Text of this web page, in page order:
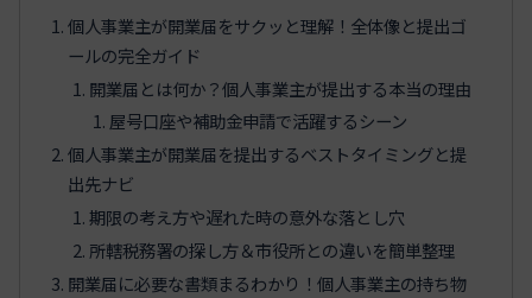
個人事業主が開業届をサクッと理解！全体像と提出ゴ
ールの完全ガイド
開業届とは何か？個人事業主が提出する本当の理由
屋号口座や補助金申請で活躍するシーン
個人事業主が開業届を提出するベストタイミングと提
出先ナビ
期限の考え方や遅れた時の意外な落とし穴
所轄税務署の探し方＆市役所との違いを簡単整理
開業届に必要な書類まるわかり！個人事業主の持ち物